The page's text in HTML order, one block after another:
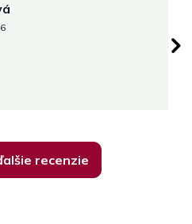
5 z 5 hviezdičiek.
recenzie